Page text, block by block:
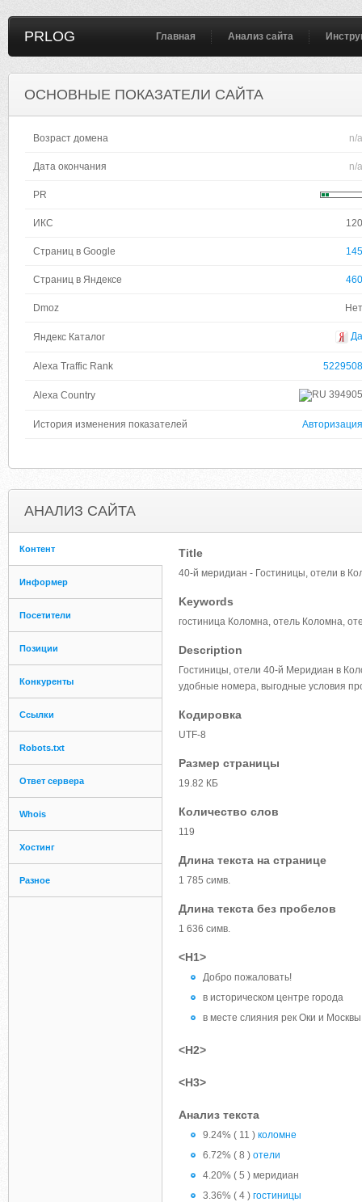
PRLOG Главная Анализ сайта
ОСНОВНЫЕ ПОКАЗАТЕЛИ САЙТА
Возраст домена n/a
Дата окончания n/a
PR
ИКС 120
Страниц в Google 145
Страниц в Яндексе 460
Dmoz Нет
Яндекс Каталог Да
Alexa Traffic Rank 5229508
Alexa Country 394905
История изменения показателей Авторизация
АНАЛИЗ САЙТА
Контент
Информер
Посетители
Позиции
Конкуренты
Ссылки
Robots.txt
Ответ сервера
Whois
Хостинг
Разное
Title
40-й меридиан - Гостиницы, отели в
Keywords
гостиница Коломна, отель Коломна,
Description
Гостиницы, отели 40-й Меридиан в
удобные номера, выгодные условия
Кодировка
UTF-8
Размер страницы
19.82 КБ
Количество слов
119
Длина текста на странице
1 785 симв.
Длина текста без пробелов
1 636 симв.
<H1>
Добро пожаловать!
в историческом центре города
в месте слияния рек Оки и Москвы
<H2>
<H3>
Анализ текста
9.24% ( 11 ) коломне
6.72% ( 8 ) отели
4.20% ( 5 ) меридиан
3.36% ( 4 ) гостиницы